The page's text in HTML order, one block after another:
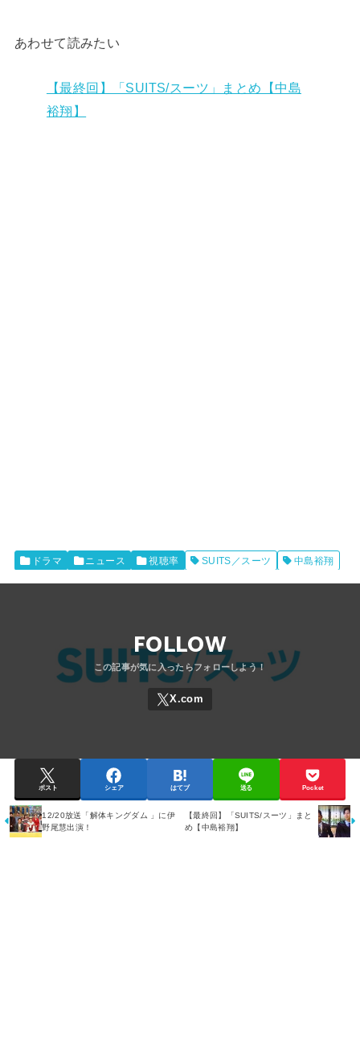
あわせて読みたい
【最終回】「SUITS/スーツ」まとめ【中島
裕翔】
ドラマ ニュース 視聴率 SUITS／スーツ 中島裕翔
FOLLOW
ポスト シェア はてブ 送る Pocket
12/20放送「解体キングダム 」に伊
野尾慧出演！
【最終回】「SUITS/スーツ」まと
め【中島裕翔】